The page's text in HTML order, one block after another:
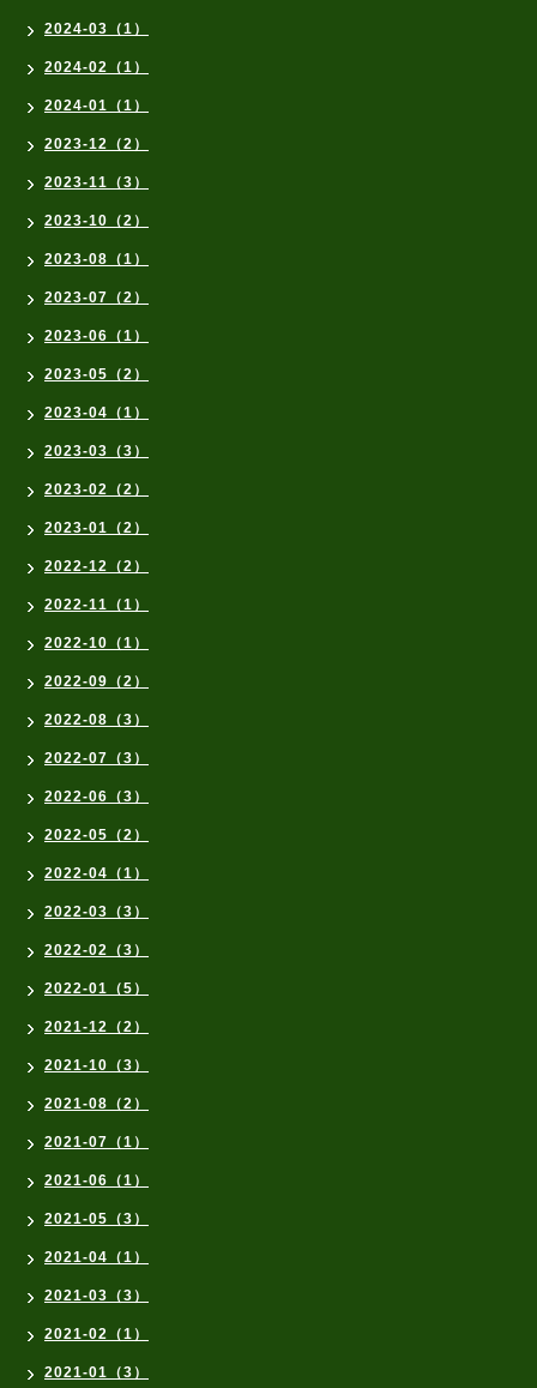
2024-03（1）
2024-02（1）
2024-01（1）
2023-12（2）
2023-11（3）
2023-10（2）
2023-08（1）
2023-07（2）
2023-06（1）
2023-05（2）
2023-04（1）
2023-03（3）
2023-02（2）
2023-01（2）
2022-12（2）
2022-11（1）
2022-10（1）
2022-09（2）
2022-08（3）
2022-07（3）
2022-06（3）
2022-05（2）
2022-04（1）
2022-03（3）
2022-02（3）
2022-01（5）
2021-12（2）
2021-10（3）
2021-08（2）
2021-07（1）
2021-06（1）
2021-05（3）
2021-04（1）
2021-03（3）
2021-02（1）
2021-01（3）